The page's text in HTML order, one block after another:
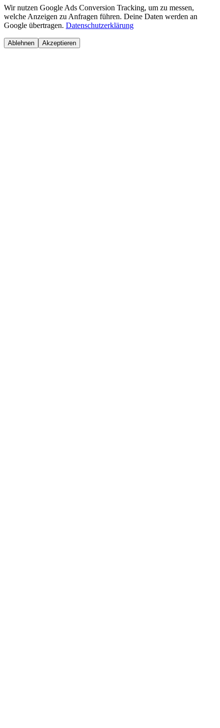
Wir nutzen Google Ads Conversion Tracking, um zu messen,
welche Anzeigen zu Anfragen führen. Deine Daten werden an
Google übertragen. Datenschutzerklärung
Ablehnen Akzeptieren